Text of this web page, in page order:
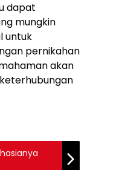
dapat
mungkin
untuk
pernikahan
akan